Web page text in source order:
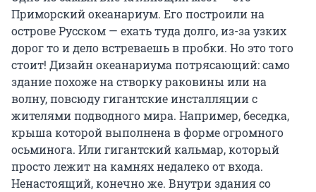
Приморский океанариум. Его построили на
острове Русском — ехать туда долго, из-за узких
дорог то и дело встреваешь в пробки. Но это того
стоит! Дизайн океанариума потрясающий: само
здание похоже на створку раковины или на
волну, повсюду гигантские инсталляции с
жителями подводного мира. Например, беседка,
крыша которой выполнена в форме огромного
осьминога. Или гигантский кальмар, который
просто лежит на камнях недалеко от входа.
Ненастоящий, конечно же. Внутри здания со